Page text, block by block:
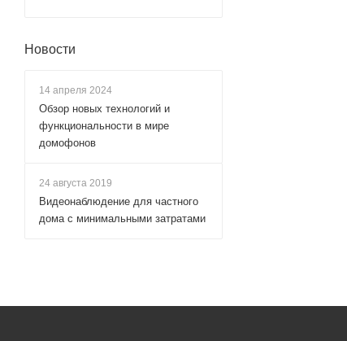
Новости
14 апреля 2024
Обзор новых технологий и
функциональности в мире
домофонов
24 августа 2019
Видеонаблюдение для частного
дома с минимальными затратами